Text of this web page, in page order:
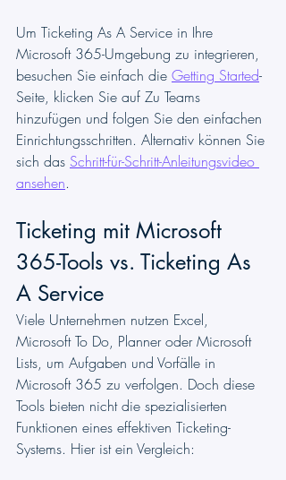
Um Ticketing As A Service in Ihre
Microsoft 365-Umgebung zu integrieren,
besuchen Sie einfach die Getting Started-
Seite, klicken Sie auf Zu Teams
hinzufügen und folgen Sie den einfachen
Einrichtungsschritten. Alternativ können Sie
sich das Schritt-für-Schritt-Anleitungsvideo
ansehen.
Ticketing mit Microsoft
365-Tools vs. Ticketing As
A Service
Viele Unternehmen nutzen Excel,
Microsoft To Do, Planner oder Microsoft
Lists, um Aufgaben und Vorfälle in
Microsoft 365 zu verfolgen. Doch diese
Tools bieten nicht die spezialisierten
Funktionen eines effektiven Ticketing-
Systems. Hier ist ein Vergleich: